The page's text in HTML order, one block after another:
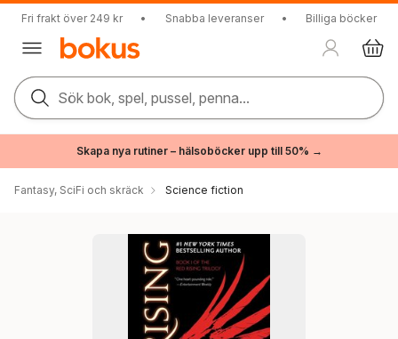
Fri frakt över 249 kr • Snabba leveranser • Billiga böcker
Sök bok, spel, pussel, penna...
Skapa nya rutiner – hälsoböcker upp till 50% →
Fantasy, SciFi och skräck Science fiction